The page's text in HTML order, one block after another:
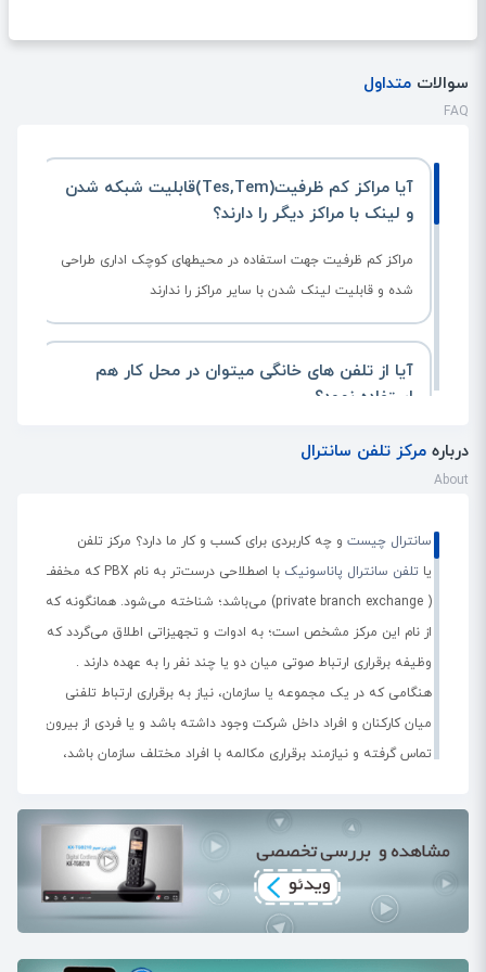
سوالات متداول
FAQ
آیا مراکز کم ظرفیت(tes,tem)قابلیت شبکه شدن
و لینک با مراکز دیگر را دارند؟
مراکز کم ظرفیت جهت استفاده در محیطهای کوچک اداری طراحی
شده و قابلیت لینک شدن با سایر مراکز را ندارند
آیا از تلفن های خانگی میتوان در محل کار هم
استفاده نمود؟
جواب این سوال کاملا به خطوط محل کار شما بستگی دارد. اگر
مخابراتی شما فراهم شده باشد.
آیا از گوشیهای دیجیتال میتوان بروی مراکز کم
ظرفیت استفاده کرد؟
خیر،روی مراکز کم ظرفیت فقط میتوان از گوشیهای آنالوگ و
هیبراید(گوشی ۷۷۳۰)استفاده کرد.بی سیم ها و فکسها هم جزو
گوشیهای آنالوگ هستن
خطوط ۵ یا ۴ رقمی روی چه مراکزی قابل استفاده
هستن؟
خطوط ۵یا ۴رقمی دو نوع هستندsipوpri
خطوط priرا میتوان روی مراکز پرظرفیت سریTDA,TDEوNSنصب
کرد ولی خطوط SIPتنها روی مراکز تحت شبکه(TDEوNS)قابل
درباره مرکز تلفن سانترال
About
سانترال چیست و چه کاربردی برای کسب و کار ما دارد؟ مرکز تلفن
یاتلفن سانترال پاناسونیک
با اصطلاحی درست‌تر به نام PBX که مخفف
( private branch exchange) می‌باشد؛ شناخته می‌شود. همانگونه که
از نام این مرکز مشخص است؛ به ادوات و تجهیزاتی اطلاق می‌گردد که
وظیفه برقراری ارتباط صوتی میان دو یا چند نفر را به عهده دارند .
هنگامی که در یک مجموعه یا سازمان، نیاز به برقراری ارتباط تلفنی
میان کارکنان و افراد داخل شرکت وجود داشته باشد و یا فردی از بیرون
تماس گرفته و نیازمند برقراری مکالمه با افراد مختلف سازمان باشد،
هدف بعدی از خرید مرکز تلفن، اشتراک خطوط بیرونی بین استفاده
کنندگان می‌باشد. به طور مثال ممکن است مجموعه‌ای دارای 20 خط
شهری بوده ولی بنا بر سیاست‌های کاری خود، تنها 5 خط را برای تماس
پرسنل به بیرون از سازمان در نظر گرفته و 15 خط باقیمانده را برای
تماس‌های مشتریان خود در نظر بگیرد.برای انجام این کار نیز نیاز به
خرید و راه اندازی یک مرکز تلفن سانترال می‌باشد. کاربردهای یک مرکز